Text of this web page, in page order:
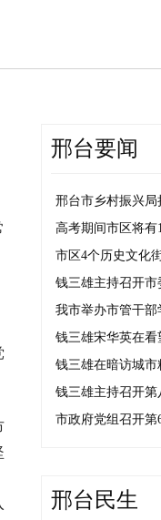
邢台要闻
邢台市乡村振兴局
高考期间市区将有
市区4个历史文化
钱三雄主持召开市
我市举办市管干
钱三雄宋华英在看
钱三雄在暗访城市
钱三雄主持召开
市政府党组召开第
邢台民生